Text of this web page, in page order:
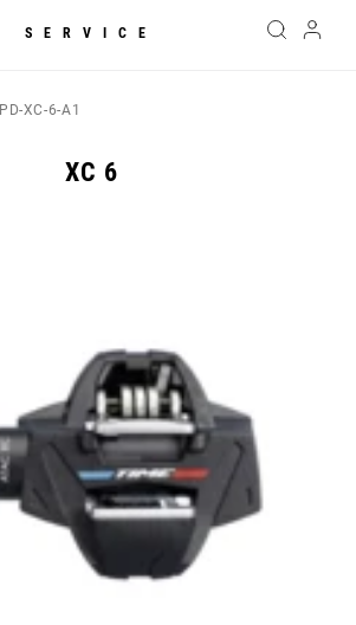
SERVICE
PD-XC-6-A1
XC 6